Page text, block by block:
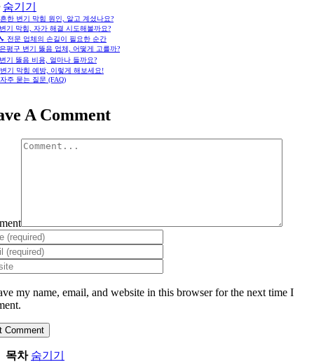
숨기기
한 변기 막힘 원인, 알고 계셨나요?
기 막힘, 자가 해결 시도해볼까요?
전문 업체의 손길이 필요한 순간
평구 변기 뚫음 업체, 어떻게 고를까?
기 뚫음 비용, 얼마나 들까요?
기 막힘 예방, 이렇게 해보세요!
주 묻는 질문 (FAQ)
A Comment
my name, email, and website in this browser for the next time I
목차 숨기기